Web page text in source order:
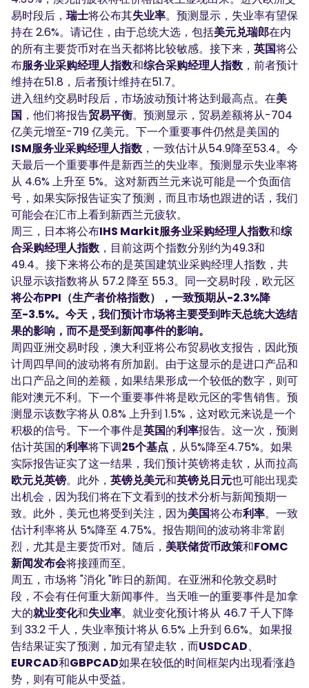
易时段后， 瑞士将公布其失业率。预测显示，失业率有望保
持在 2.6%。请记住，由于总统大选，包括美元兑瑞郎在内
的所有主要货币对在当天都将比较敏感。接下来， 英国将公
布服务业采购经理人指数和综合采购经理人指数 ，前者预计
维持在51.8，后者预计维持在51.7。
进入纽约交易时段后，市场波动预计将达到最高点。在美
国 ，他们将报告贸易平衡。预测显示，贸易差额将从-704
亿美元增至-719 亿美元。下一个重要事件仍然是美国的
ISM服务业采购经理人指数 ，一致估计从54.9降至53.4。今
天最后一个重要事件是新西兰的失业率。预测显示失业率将
从 4.6% 上升至 5%。这对新西兰元来说可能是一个负面信
号，如果实际报告证实了预测，而且市场也跟进的话，我们
可能会在汇市上看到新西兰元疲软。
周三，日本将公布IHS Markit服务业采购经理人指数和综
合采购经理人指数 ，目前这两个指数分别约为49.3和
49.4。接下来将公布的是英国建筑业采购经理人指数，共
识显示该指数将从 57.2 降至 55.3。同一交易时段，欧元区
将公布PPI（生产者价格指数），一致预期从-2.3%降
至-3.5%。今天，我们预计市场将主要受到昨天总统大选结
果的影响，而不是受到新闻事件的影响。
周四亚洲交易时段，澳大利亚将公布贸易收支报告，因此预
计周四早间的波动将有所加剧。由于这显示的是进口产品和
出口产品之间的差额，如果结果形成一个较低的数字，则可
能对澳元不利。下一个重要事件将是欧元区的零售销售。预
测显示该数字将从 0.8% 上升到 1.5%，这对欧元来说是一个
积极的信号。下一个事件是英国的利率报告。这一次，预测
估计英国的利率将下调25个基点 ，从5%降至4.75%。如果
实际报告证实了这一结果，我们预计英镑将走软，从而拉高
欧元兑英镑。此外， 英镑兑美元和英镑兑日元也可能出现卖
出机会，因为我们将在下文看到的技术分析与新闻预期一
致。此外，美元也将受到关注，因为美国将公布利率。一致
估计利率将从 5%降至 4.75%。报告期间的波动将非常剧
烈，尤其是主要货币对。随后， 美联储货币政策和FOMC
新闻发布会将接踵而至。
周五，市场将 "消化 "昨日的新闻。在亚洲和伦敦交易时
段，不会有任何重大新闻事件。当天唯一的重要事件是加拿
大的就业变化和失业率。就业变化预计将从 46.7 千人下降
到 33.2 千人，失业率预计将从 6.5% 上升到 6.6%。如果报
告结果证实了预测，加元有望走软，而USDCAD、
EURCAD和GBPCAD如果在较低的时间框架内出现看涨趋
势，则有可能从中受益。